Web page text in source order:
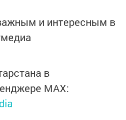
и интересным в
в
MАХ: